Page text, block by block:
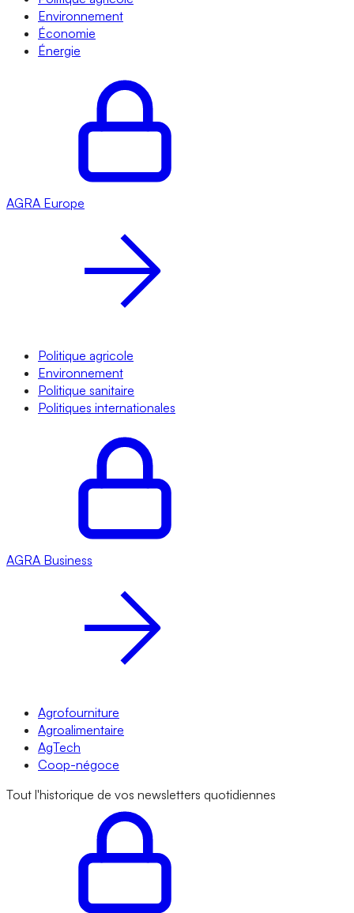
Environnement
Économie
Énergie
AGRA Europe
Politique agricole
Environnement
Politique sanitaire
Politiques internationales
AGRA Business
Agrofourniture
Agroalimentaire
AgTech
Coop-négoce
Tout l'historique de vos newsletters quotidiennes